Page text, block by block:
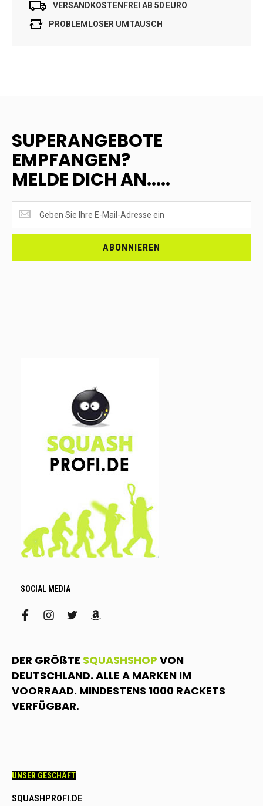
VERSANDKOSTENFREI AB 50 EURO
PROBLEMLOSER UMTAUSCH
SUPERANGEBOTE
EMPFANGEN?
MELDE DICH AN.....
EMPFANGEN?
<br>MELDE
ABONNIEREN
SOCIAL MEDIA
facebookinstagram
twitteramazon
DER GRÖßTE SQUASHSHOP VON
DEUTSCHLAND. ALLE A MARKEN IM
VOORRAAD. MINDESTENS 1000 RACKETS
VERFÜGBAR.
UNSER GESCHÄFT
SQUASHPROFI.DE